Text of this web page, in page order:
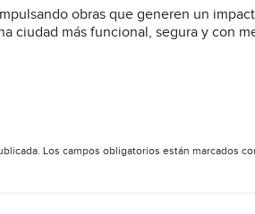
obras que generen un
ciudad más funcional, segura y con
Los campos obligatorios están marcados